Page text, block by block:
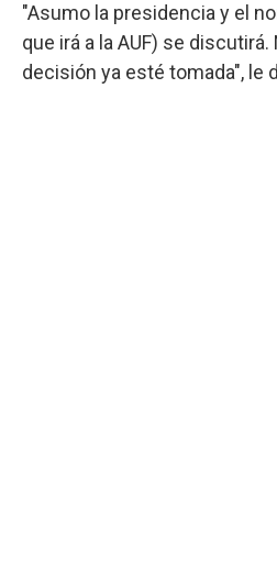
"Asumo la presidencia y el
que irá a la AUF) se
decisión ya esté tomada", le